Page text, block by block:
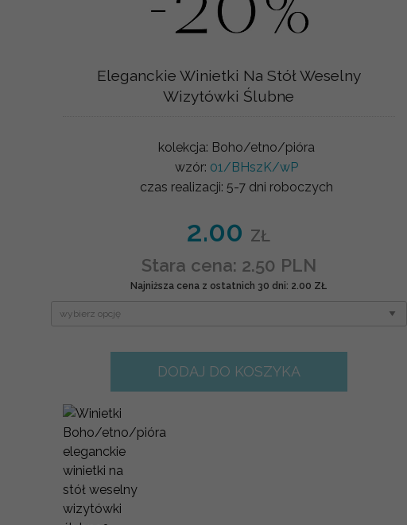
Eleganckie Winietki Na Stół Weselny
Wizytówki Ślubne
kolekcja: Boho/etno/pióra
wzór: 01/BHszK/wP
czas realizacji: 5-7 dni roboczych
2.00 ZŁ
Stara cena: 2.50 PLN
Najniższa cena z ostatnich 30 dni: 2.00 ZŁ
DODAJ DO KOSZYKA